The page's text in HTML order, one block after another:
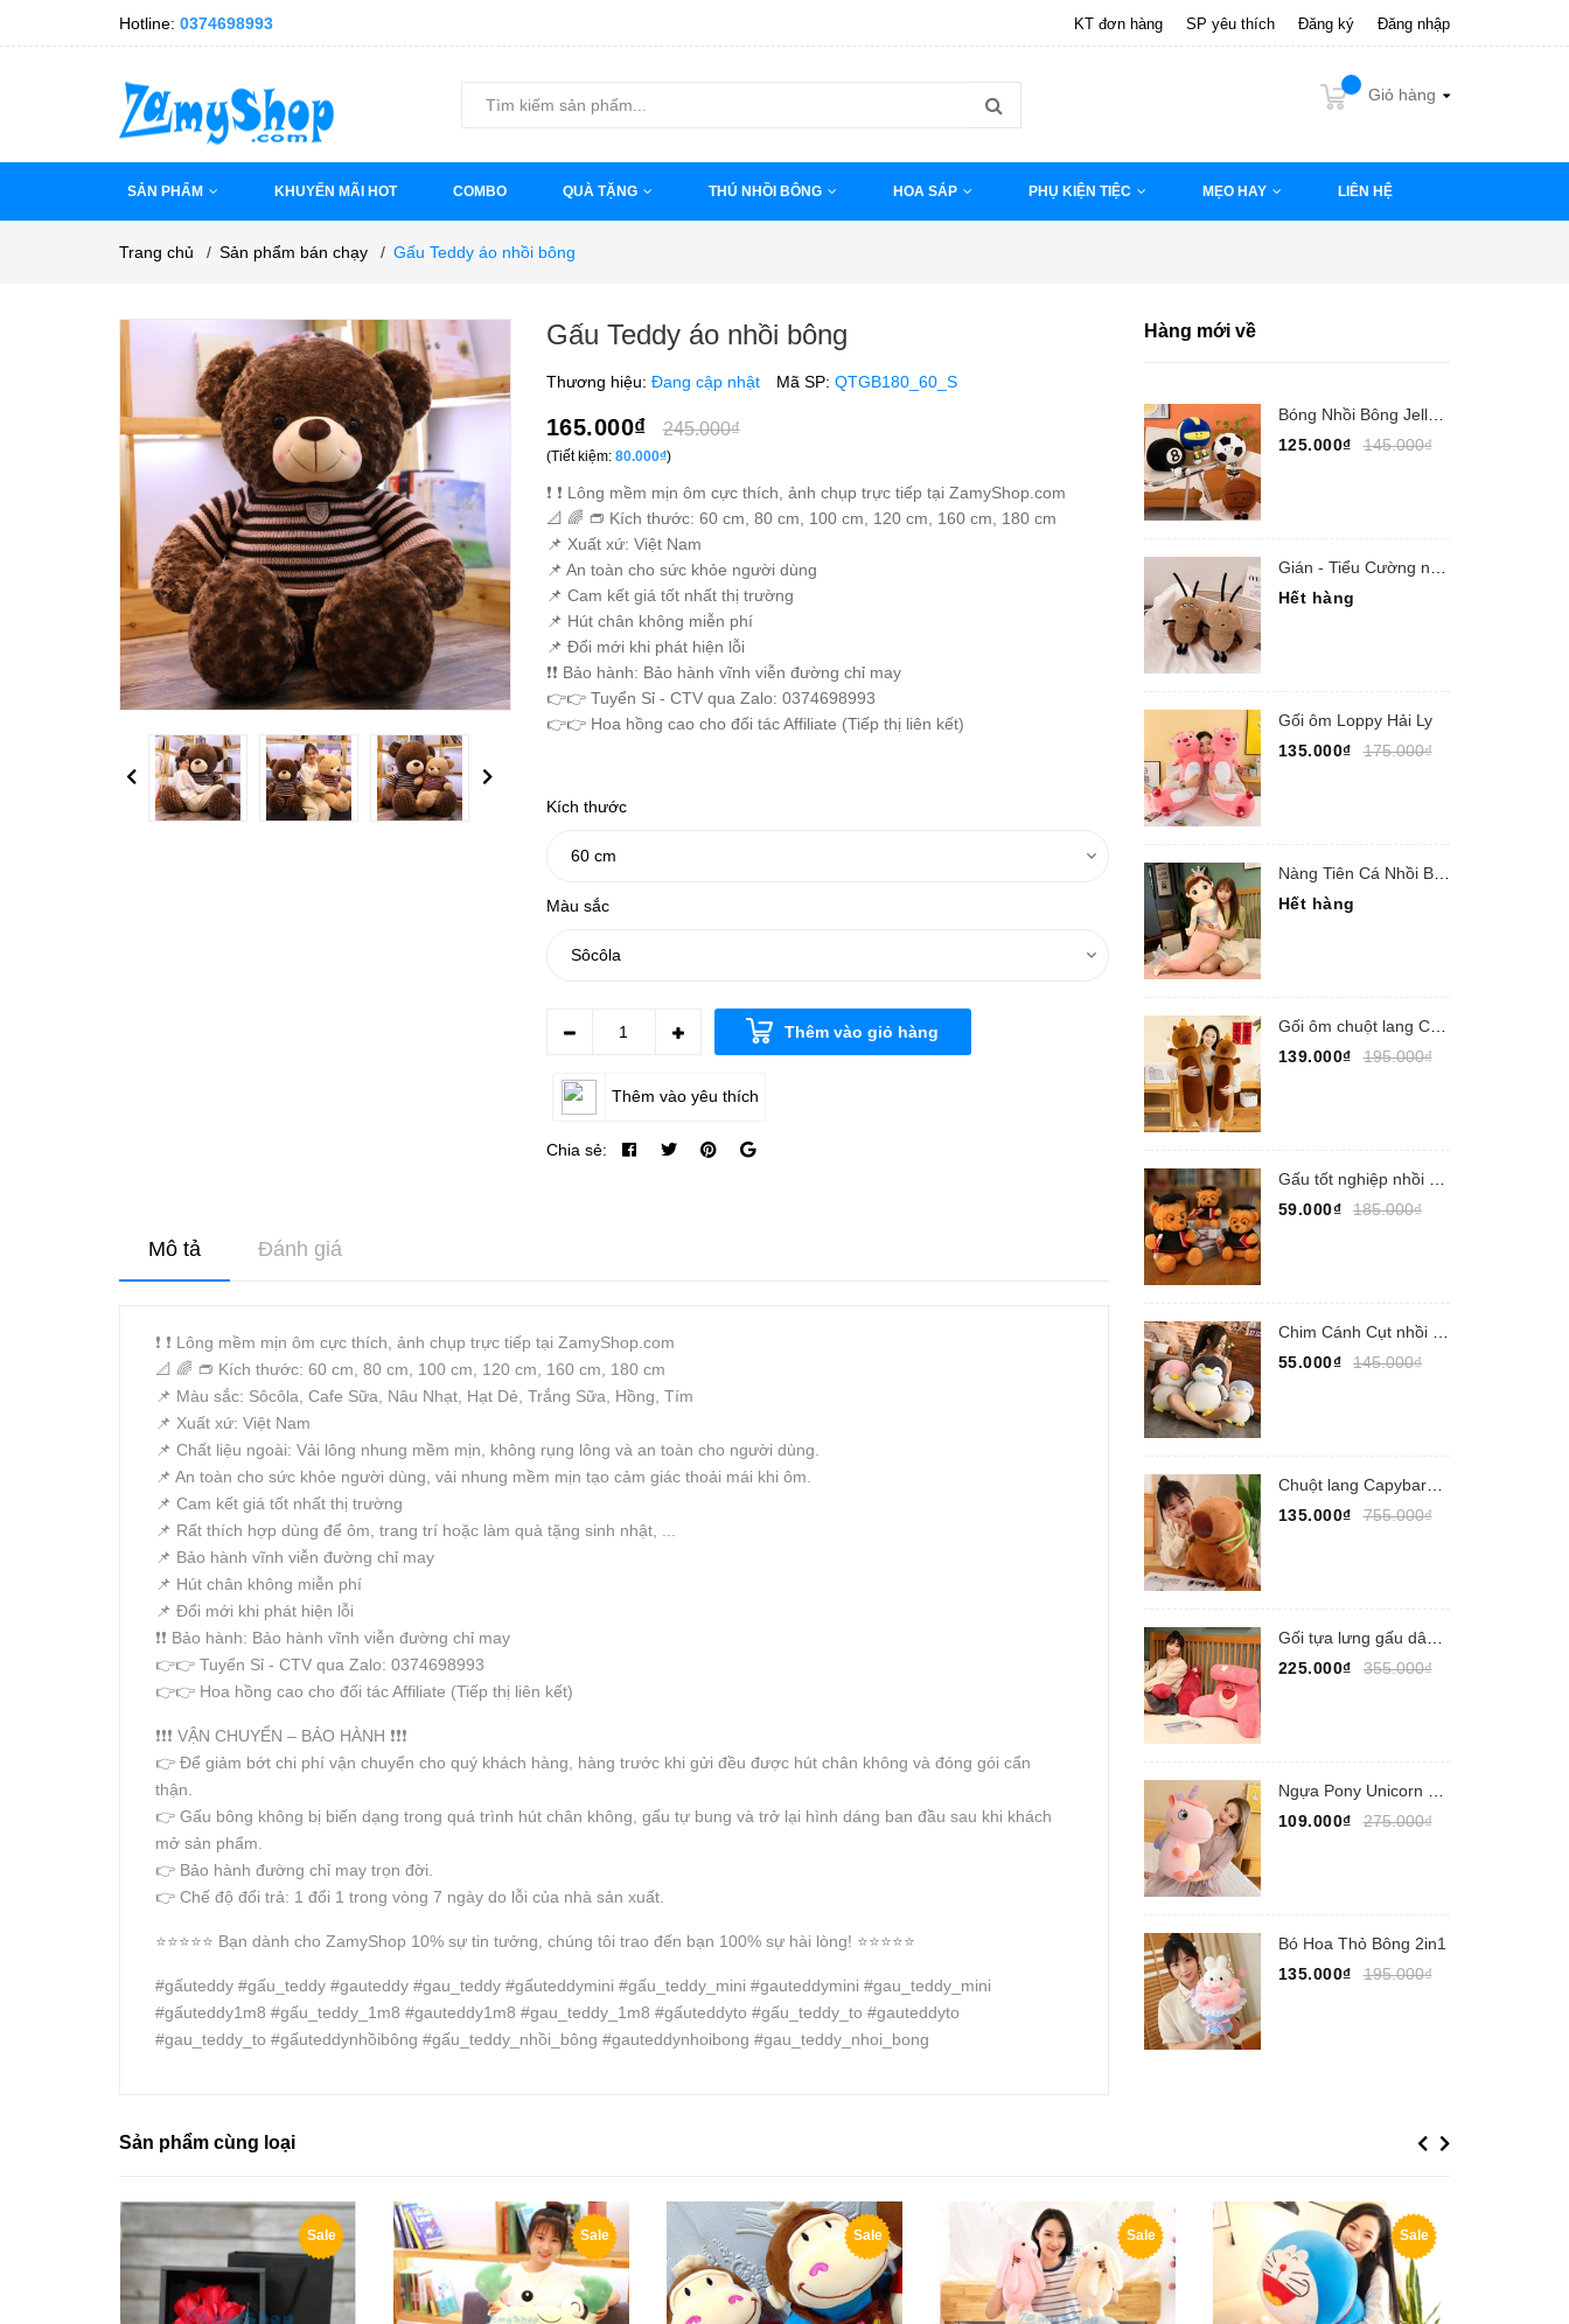
Hotline: 0374698993 KT đơn hàng SP yêu thích Đăng ký Đăng nhập
Giỏ hàng
SẢN PHẨM KHUYẾN MÃI HOT COMBO QUÀ TẶNG THÚ NHỒI BÔNG HOA SÁP PHỤ KIỆN TIỆC MẸO HAY LIÊN HỆ
Trang chủ / Sản phẩm bán chạy / Gấu Teddy áo nhồi bông
Previous Next
Gấu Teddy áo nhồi bông
Thương hiệu: Đang cập nhật Mã SP: QTGB180_60_S
165.000₫ 245.000₫
(Tiết kiệm: 80.000₫)
❗️ ❗️ Lông mềm mịn ôm cực thích, ảnh chụp trực tiếp tại ZamyShop.com
📐 🌈 👝 Kích thước: 60 cm, 80 cm, 100 cm, 120 cm, 160 cm, 180 cm
📌 Xuất xứ: Việt Nam
📌 An toàn cho sức khỏe người dùng
📌 Cam kết giá tốt nhất thị trường
📌 Hút chân không miễn phí
📌 Đổi mới khi phát hiện lỗi
❗️❗️ Bảo hành: Bảo hành vĩnh viễn đường chỉ may
👉👉 Tuyển Sỉ - CTV qua Zalo: 0374698993
👉👉 Hoa hồng cao cho đối tác Affiliate (Tiếp thị liên kết)
Kích thước
Màu sắc
Thêm vào giỏ hàng
Thêm vào yêu thích
Chia sẻ:
Mô tả Đánh giá
❗️ ❗️ Lông mềm mịn ôm cực thích, ảnh chụp trực tiếp tại ZamyShop.com
📐 🌈 👝 Kích thước: 60 cm, 80 cm, 100 cm, 120 cm, 160 cm, 180 cm
📌 Màu sắc: Sôcôla, Cafe Sữa, Nâu Nhạt, Hạt Dẻ, Trắng Sữa, Hồng, Tím
📌 Xuất xứ: Việt Nam
📌 Chất liệu ngoài: Vải lông nhung mềm mịn, không rụng lông và an toàn cho người dùng.
📌 An toàn cho sức khỏe người dùng, vải nhung mềm mịn tạo cảm giác thoải mái khi ôm.
📌 Cam kết giá tốt nhất thị trường
📌 Rất thích hợp dùng để ôm, trang trí hoặc làm quà tặng sinh nhật, ...
📌 Bảo hành vĩnh viễn đường chỉ may
📌 Hút chân không miễn phí
📌 Đổi mới khi phát hiện lỗi
❗️❗️ Bảo hành: Bảo hành vĩnh viễn đường chỉ may
👉👉 Tuyển Sỉ - CTV qua Zalo: 0374698993
👉👉 Hoa hồng cao cho đối tác Affiliate (Tiếp thị liên kết)
❗️❗️❗️ VẬN CHUYỂN – BẢO HÀNH ❗️❗️❗️
👉 Để giảm bớt chi phí vận chuyển cho quý khách hàng, hàng trước khi gửi đều được hút chân không và đóng gói cẩn
thận.
👉 Gấu bông không bị biến dạng trong quá trình hút chân không, gấu tự bung và trở lại hình dáng ban đầu sau khi khách
mở sản phẩm.
👉 Bảo hành đường chỉ may trọn đời.
👉 Chế độ đổi trả: 1 đổi 1 trong vòng 7 ngày do lỗi của nhà sản xuất.
⭐️⭐️⭐️⭐️⭐️ Bạn dành cho ZamyShop 10% sự tin tưởng, chúng tôi trao đến bạn 100% sự hài lòng! ⭐️⭐️⭐️⭐️⭐️
#gấuteddy #gấu_teddy #gauteddy #gau_teddy #gấuteddymini #gấu_teddy_mini #gauteddymini #gau_teddy_mini
#gấuteddy1m8 #gấu_teddy_1m8 #gauteddy1m8 #gau_teddy_1m8 #gấuteddyto #gấu_teddy_to #gauteddyto
#gau_teddy_to #gấuteddynhồibông #gấu_teddy_nhồi_bông #gauteddynhoibong #gau_teddy_nhoi_bong
Hàng mới về
Bóng Nhồi Bông Jellycat 30cm, Jellycat Bóng Đá,...
125.000₫
145.000₫
Hết hàng
Gối ôm Loppy Hải Ly
135.000₫
175.000₫
Nàng Tiên Cá Nhồi Bông
Hết hàng
Gối ôm chuột lang Capypara
139.000₫
195.000₫
59.000₫
185.000₫
55.000₫
145.000₫
Chuột lang Capybara nhồi bông
135.000₫
755.000₫
225.000₫
355.000₫
109.000₫
275.000₫
Bó Hoa Thỏ Bông 2in1
135.000₫
195.000₫
Sản phẩm cùng loại Previous
Sale Sale Sale Sale Sale
Next